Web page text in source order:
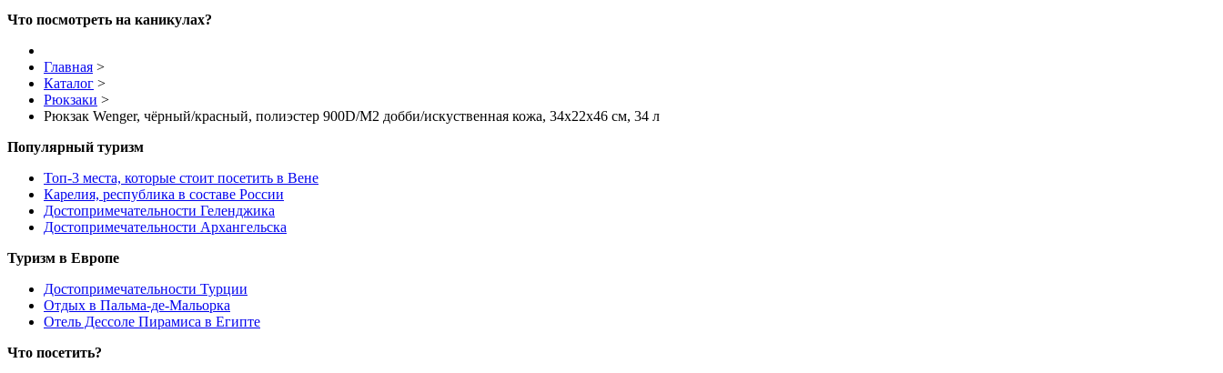
Что посмотреть на каникулах?
Главная >
Каталог >
Рюкзаки >
Рюкзак Wenger, чёрный/красный, полиэстер 900D/М2 добби/искуственная кожа, 34x22x46 см, 34 л
Популярный туризм
Топ-3 места, которые стоит посетить в Вене
Карелия, республика в составе России
Достопримечательности Геленджика
Достопримечательности Архангельска
Туризм в Европе
Достопримечательности Турции
Отдых в Пальма-де-Мальорка
Отель Дессоле Пирамиса в Египте
Что посетить?